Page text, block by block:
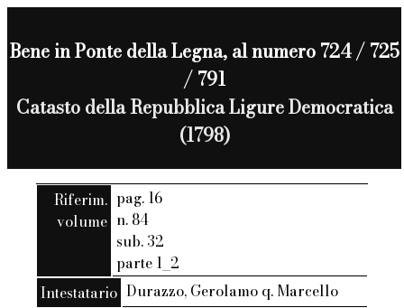
Bene in Ponte della Legna, al numero 724 / 725
/ 791
Catasto della Repubblica Ligure Democratica
(1798)
Riferim.
volume
pag. 16
n. 84
sub. 32
parte 1_2
Intestatario Durazzo, Gerolamo q. Marcello